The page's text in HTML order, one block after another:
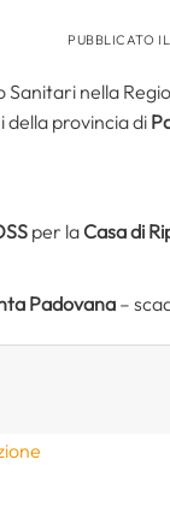
PUBBLICATO IL
nella
della provincia di
per la Casa di
Padovana–